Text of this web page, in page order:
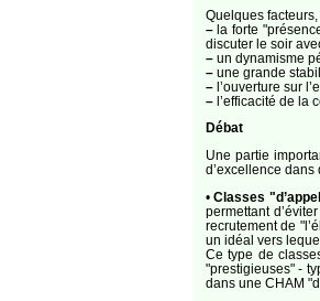
Quelques
–la forte
discuter le soir
–un dynamisme
–une grande
–l’ouverture sur
–l’efficacité de la
Débat
Une partie
d’excellence
•Classes
permettant
recrutement de
un idéal vers
Ce type de
"prestigieuses" -
dans une CHAM